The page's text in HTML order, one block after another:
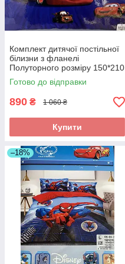
Комплект дитячої постільної
білизни з фланелі
Полуторного розміру 150*210
см
Готово до відправки
890 ₴ 1 060 ₴
Купити
–18%